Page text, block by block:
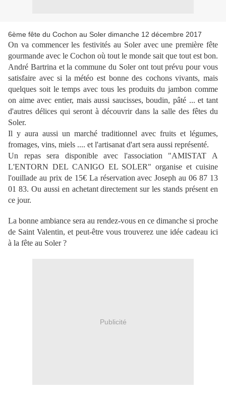
6ème fête du Cochon au Soler dimanche 12 décembre 2017
On va commencer les festivités au Soler avec une première fête
gourmande avec le Cochon où tout le monde sait que tout est bon.
André Bartrina et la commune du Soler ont tout prévu pour vous
satisfaire avec si la météo est bonne des cochons vivants, mais
quelques soit le temps avec tous les produits du jambon comme
on aime avec entier, mais aussi saucisses, boudin, pâté ... et tant
d'autres délices qui seront à découvrir dans la salle des fêtes du
Soler.
Il y aura aussi un marché traditionnel avec fruits et légumes,
fromages, vins, miels .... et l'artisanat d'art sera aussi représenté.
Un repas sera disponible avec l'association "AMISTAT A
L'ENTORN DEL CANIGO EL SOLER" organise et cuisine
l'ouillade au prix de 15€ La réservation avec Joseph au 06 87 13
01 83. Ou aussi en achetant directement sur les stands présent en
ce jour.
La bonne ambiance sera au rendez-vous en ce dimanche si proche
de Saint Valentin, et peut-être vous trouverez une idée cadeau ici
à la fête au Soler ?
Publicité